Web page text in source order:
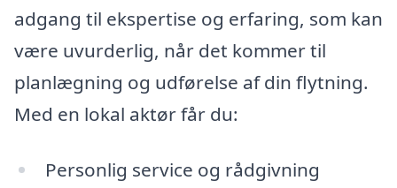
adgang til ekspertise og erfaring, som kan
være uvurderlig, når det kommer til
planlægning og udførelse af din flytning.
Med en lokal aktør får du:
Personlig service og rådgivning